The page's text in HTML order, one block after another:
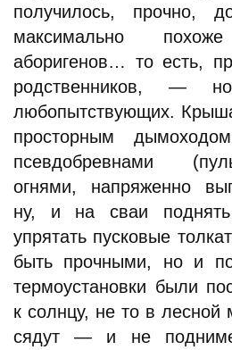
получилось, прочно,
максимально
аборигенов… то есть,
родственников, —
любопытствующих.
просторным
псевдобревнами
огнями, напряженно
ну, и на сваи
упрятать пусковые
быть прочными, но и
термоустановки были
к солнцу, не то в лесной
сядут — и не